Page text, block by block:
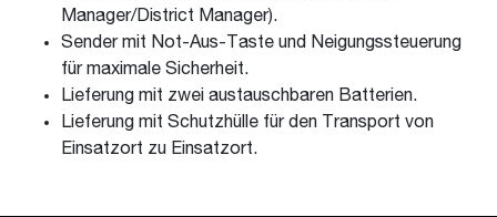
Manager/District Manager).
Sender mit Not-Aus-Taste und Neigungssteuerung
für maximale Sicherheit.
Lieferung mit zwei austauschbaren Batterien.
Lieferung mit Schutzhülle für den Transport von
Einsatzort zu Einsatzort.